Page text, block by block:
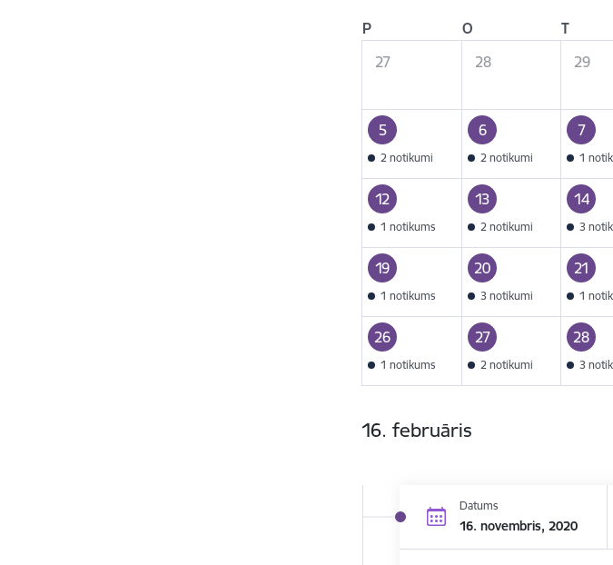
P O T
27
28 29
5
2 notikumi
6
2 notikumi
7
1
12
1 notikums
13
2 notikumi
14
3
19
1 notikums
20
3 notikumi
21
1
26
1 notikums
27
2 notikumi
28
3
16. februāris
Datums
16. novembris, 2020